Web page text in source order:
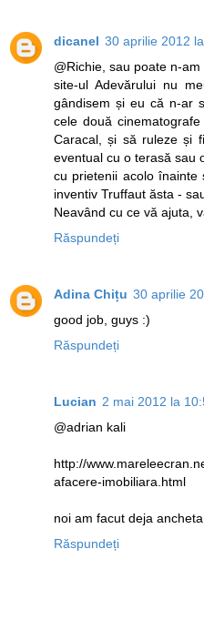
dicanel 30 aprilie 2012
@Richie, sau poate n-
site-ul Adevărului nu
gândisem și eu că n-ar
cele două
Caracal, și să ruleze și
eventual cu o terasă sau
cu prietenii acolo înainte
inventiv Truffaut ăsta -
Neavând cu ce vă ajuta,
Răspundeți
Adina Chițu 30 aprilie
good job, guys :)
Răspundeți
Lucian 2 mai 2012 la
@adrian kali
http://
afacere-imobiliara.html
noi am facut deja
Răspundeți